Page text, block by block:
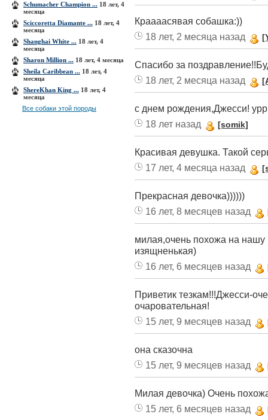
Schumacher Сhampion ... 18 лет, 4
месяца
Sciccoretta Diamante ... 18 лет, 4
месяца
Shanghai White ... 18 лет, 4
месяца
Sharon Million ... 18 лет, 4 месяца
Sheila Caribbean ... 18 лет, 4
месяца
ShereKhan King ... 18 лет, 4
месяца
Все собаки этой породы
Краааасявая собашка:))
18 лет, 2 месяца назад
Спасибо за
18 лет, 2 месяца назад
с днем рождения,Джесси!
18 лет назад
[somik]
Красивая девушка. Такой
17 лет, 4 месяца назад
Прекрасная девочка))))))
16 лет, 8 месяцев назад
милая,очень похожа на нашу
изящненькая)
16 лет, 6 месяцев назад
Приветик тезкам!!!Джесси-
очаровательная!
15 лет, 9 месяцев назад
она сказочна
15 лет, 9 месяцев назад
Милая девочка) Очень
15 лет, 6 месяцев назад